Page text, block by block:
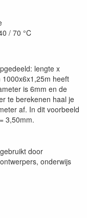
/ 70 °C
lengte x
heeft
is 6mm en de
te berekenen haal je
af. In dit voorbeeld
3,50mm.
door
onderwijs